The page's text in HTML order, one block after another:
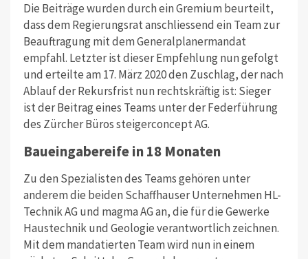
Die Beiträge wurden durch ein Gremium beurteilt,
dass dem Regierungsrat anschliessend ein Team zur
Beauftragung mit dem Generalplanermandat
empfahl. Letzter ist dieser Empfehlung nun gefolgt
und erteilte am 17. März 2020 den Zuschlag, der nach
Ablauf der Rekursfrist nun rechtskräftig ist: Sieger
ist der Beitrag eines Teams unter der Federführung
des Zürcher Büros steigerconcept AG.
Baueingabereife in 18 Monaten
Zu den Spezialisten des Teams gehören unter
anderem die beiden Schaffhauser Unternehmen HL-
Technik AG und magma AG an, die für die Gewerke
Haustechnik und Geologie verantwortlich zeichnen.
Mit dem mandatierten Team wird nun in einem